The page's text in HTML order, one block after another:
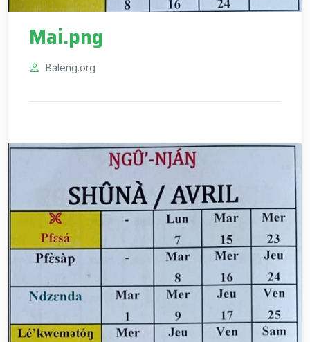
Mai.png
Baleng.org